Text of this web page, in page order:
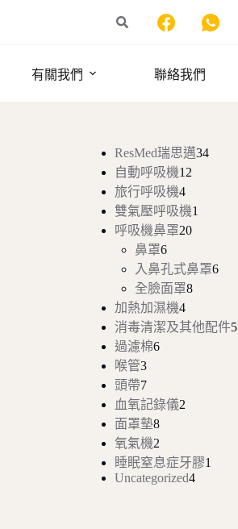
有關我們 聯絡我們
ResMed瑞思邁3434
自動呼吸機1212
產
品
旅行呼吸機44
個
產
雙氣壓呼吸機1
品
呼吸機鼻罩2020
產
品
鼻罩66
個
產
品
入鼻孔式鼻罩66
品
全臉面罩88
產
加熱加濕機44
個
消毒清潔及其他配件55
過濾棉66
品
喉管33
個
產
品
頭帶77
個
產
品
血氧記錄儀22
品
面罩墊88
個
產
品
氧氣機22
個
產
睡眠窒息症牙膠1
Uncategorized44